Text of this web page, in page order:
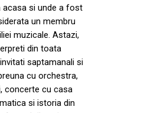
acasa si unde a fost
un membru
muzicale. Astazi,
din toata
saptamanali si
cu orchestra,
concerte cu casa
si istoria din